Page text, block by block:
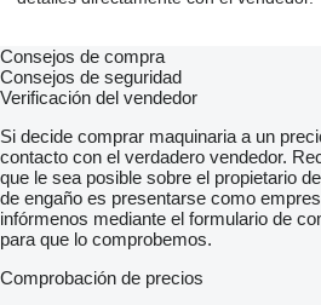
Consejos de compra
Consejos de seguridad
Verificación del vendedor
Si decide comprar maquinaria a un
contacto con el verdadero vendedor.
que le sea posible sobre el propietario
de engaño es presentarse como
infórmenos mediante el formulario de
para que lo comprobemos.
Comprobación de precios